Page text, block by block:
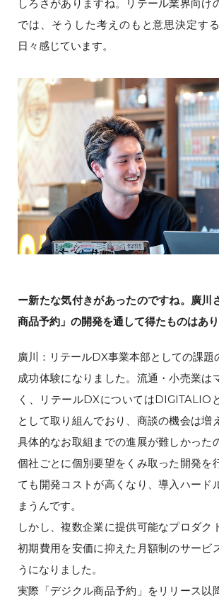
しろさがありますね。リテール業界向け
では、そうした考えのもと意思決定す
日々感じています。
ー新たな気付きがあったのですね。廣川
商品予約」の開発を通して得たものはあ
廣川：リテールDX事業本部としての課題
成功体験になりました。流通・小売業は
く、リテールDXについてはDIGITALIO
として取り組んでおり、商談の機会は増
具体的なお取組までの進展が難しかった
個社ごとに個別要望をくみ取った開発を
ても開発コストが高くなり、導入ハード
まうんです。
しかし、複数企業に提供可能なプロダク
初期費用を安価に抑えた月額制のサービ
うになりました。
実際「デジクル商品予約」をリリース以